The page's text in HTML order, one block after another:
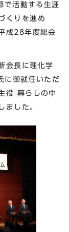
活動する生涯
くりを進め
成28年度総会
会長に理化学
に御就任いただ
役 暮らしの中
ました。